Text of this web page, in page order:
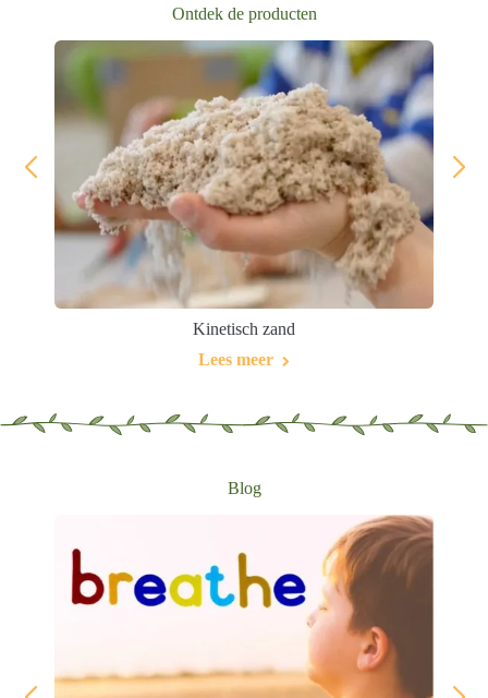
Ontdek de producten
Kinetisch zand
Lees meer
Blog